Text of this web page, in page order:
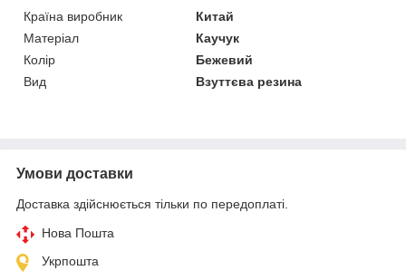
Країна виробник
Китай
Матеріал
Каучук
Колір
Бежевий
Вид
Взуттєва резина
Умови доставки
Доставка здійснюється тільки по передоплаті.
Нова Пошта
Укрпошта